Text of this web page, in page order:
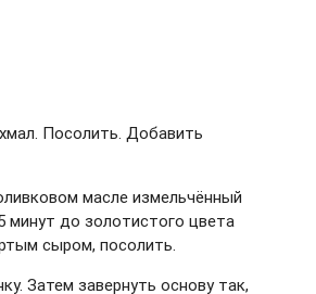
Посолить. Добавить
масле измельчённый
минут до золотистого цвета
сыром, посолить.
Затем завернуть основу так,